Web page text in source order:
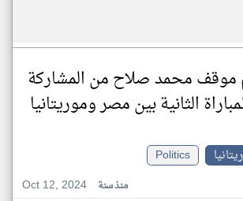
محمد صلاح من المشاركة
الثانية بين مصر وموريتانيا
Politics
Oct 12, 2024
منذ سنة